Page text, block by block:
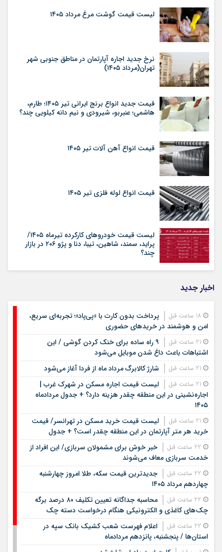
لیست قیمت گوشت مرغ مرداد ۱۴۰۵
نرخ جدید اجاره آپارتمان در مناطق جنوبی شهر
تهران(مرداد ۱۴۰۵)
قیمت جدید انواع برنج ایرانی تیر ۱۴۰۵؛ طارم،
هاشمی؛ عنبربو، شیرودی و نیم دانه کیلویی چند؟
قیمت انواع آهن آلات تیر ۱۴۰۵
قیمت انواع لوله فلزی تیر ۱۴۰۵
لیست قیمت خودروهای کارکرده تیرماه ۱۴۰۵/
پراید، سمند، شاهین، تیبا، دنا و پژو ۲۰۶ در بازار
چند؟
اخبار جدید
پرداخت بدون کارت با «پی‌پاد»؛ تجربه‌ای سریع،
امن و هوشمند در خریدهای حضوری
۹ راه ساده برای خنک کردن گوشی / این
اشتباهات باعث داغ شدن موبایل می‌شود
شارژ کالابرگ مرداد ماه از فردا آغاز می‌شود
لیست قیمت اجاره مسکن در شهرک غرب |
اجاره‌نشینی در این منطقه چقدر هزینه دارد؟ + جدول مردادماه
۱۴۰۵
لیست قیمت خرید مسکن در تهرانسر/ قیمت
خرید هر متر آپارتمان در این منطقه چقدر است؟ + جدول
خبر خوش برای مشمولان سربازی/ این افراد از
خدمت سربازی معاف می‌شوند
جدیدترین قیمت سکه، طلا امروز چهارشنبه
چهاردهم مرداد ۱۴۰۵
محاسبه جداگانه تعیین تکلیف ۸۰ درصد برگه
چک‌های کاغذی و الکترونیکی هنگام درخواست دسته چک
اعلام فهرست شعب کشیک بانک سپه در
استان‌ها / پنجشنبه، پانزدهم مردادماه